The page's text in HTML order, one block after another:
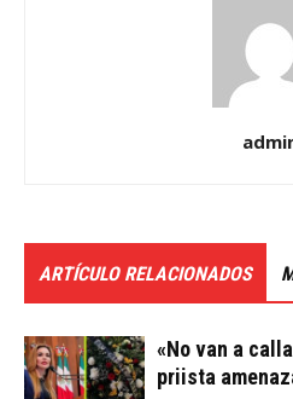
ARTÍCULO RELACIONADOS
«No van a
priista